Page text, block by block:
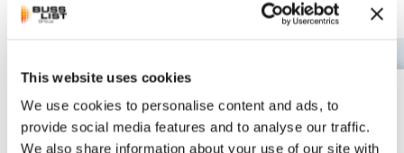
This website uses cookies
We use cookies to personalise content and ads, to
provide social media features and to analyse our traffic.
We also share information about your use of our site with
Das beeindruckende und kontrastreiche
Standdesign erregte Aufmerksamkeit und lenkte
das Interesse auf das elegante und dabei dennoch
funktionale Maschinendesign unseres neuen